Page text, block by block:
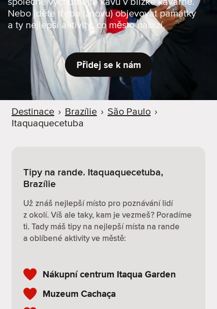
u
společně vychutnejte kávu v blízké kavárně.
Nebo jděte třeba (znovu) objevovat památky
a ty nejlepší aktivity, co město nabízí.
Přidej se k nám
Destinace › Brazílie › São Paulo ›
Itaquaquecetuba
Tipy na rande. Itaquaquecetuba,
Brazílie
Už znáš nejlepší místo pro poznávání lidí
z okolí. Víš ale taky, kam je vezmeš? Poradíme
ti. Tady máš tipy na nejlepší místa na rande
a oblíbené aktivity ve městě:
Nákupní centrum Itaqua Garden
Muzeum Cachaça